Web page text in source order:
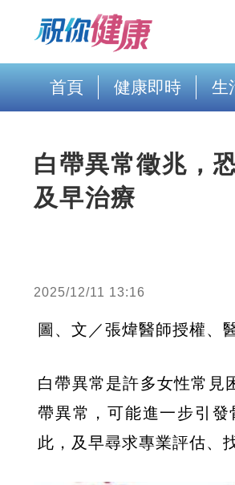
首頁 健康即時 生
白帶異常徵兆，
及早治療
2025/12/11 13:16
圖、文／張煒醫師授權、
白帶異常是許多女性常見
帶異常，可能進一步引
此，及早尋求專業評估、